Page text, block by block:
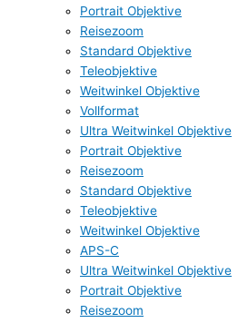
Portrait Objektive
Reisezoom
Standard Objektive
Teleobjektive
Weitwinkel Objektive
Vollformat
Ultra Weitwinkel Objektive
Portrait Objektive
Reisezoom
Standard Objektive
Teleobjektive
Weitwinkel Objektive
APS-C
Ultra Weitwinkel Objektive
Portrait Objektive
Reisezoom